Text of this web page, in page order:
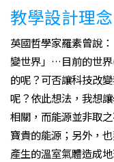
教學設計理念
英國哲學家羅素曾說
變世界」…目前的世
的呢？可否讓科技改
呢？依此想法，我想
相關，而能源並非取
寶貴的能源；另外，
產生的溫室氣體造成